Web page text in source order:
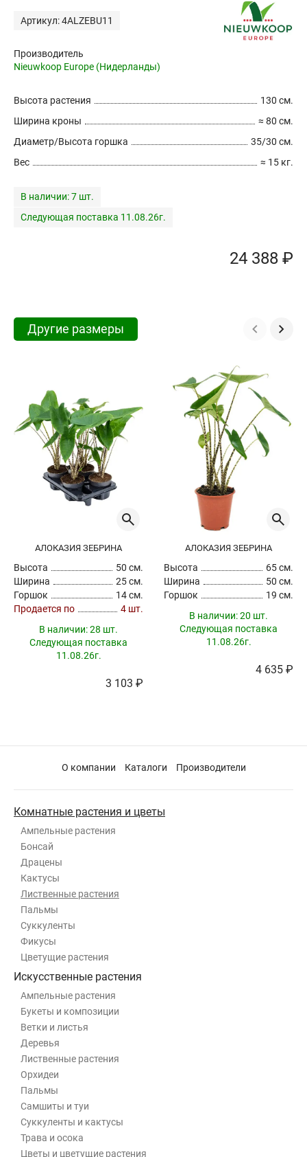
Артикул: 4ALZEBU11
Производитель
Nieuwkoop Europe (Нидерланды)
130 см.
Высота растения
≈ 80 см.
Ширина кроны
35/30 см.
Диаметр/Высота горшка
≈ 15 кг.
Вес
В наличии:7 шт.
Следующая поставка 11.08.26г.
24 388 ₽
Другие размеры
АЛОКАЗИЯ ЗЕБРИНА
Высота
50 см.
Ширина
25 см.
Горшок
14 см.
Продается по
4 шт.
В наличии:28 шт.
Следующая поставка
11.08.26г.
3 103 ₽
АЛОКАЗИЯ ЗЕБРИНА
Высота
65 см.
Ширина
50 см.
Горшок
19 см.
В наличии:20 шт.
Следующая поставка
11.08.26г.
4 635 ₽
О компании Каталоги Производители
Комнатные растения и цветы
Ампельные растения
Бонсай
Драцены
Кактусы
Лиственные растения
Пальмы
Суккуленты
Фикусы
Цветущие растения
Искусственные растения
Ампельные растения
Букеты и композиции
Ветки и листья
Деревья
Лиственные растения
Орхидеи
Пальмы
Самшиты и туи
Суккуленты и кактусы
Трава и осока
Цветы и цветущие растения